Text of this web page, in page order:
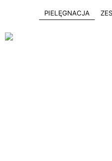
PIELĘGNACJA